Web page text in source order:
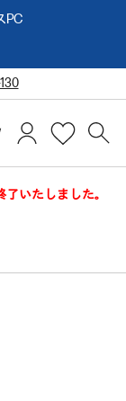
PC
いたしました。